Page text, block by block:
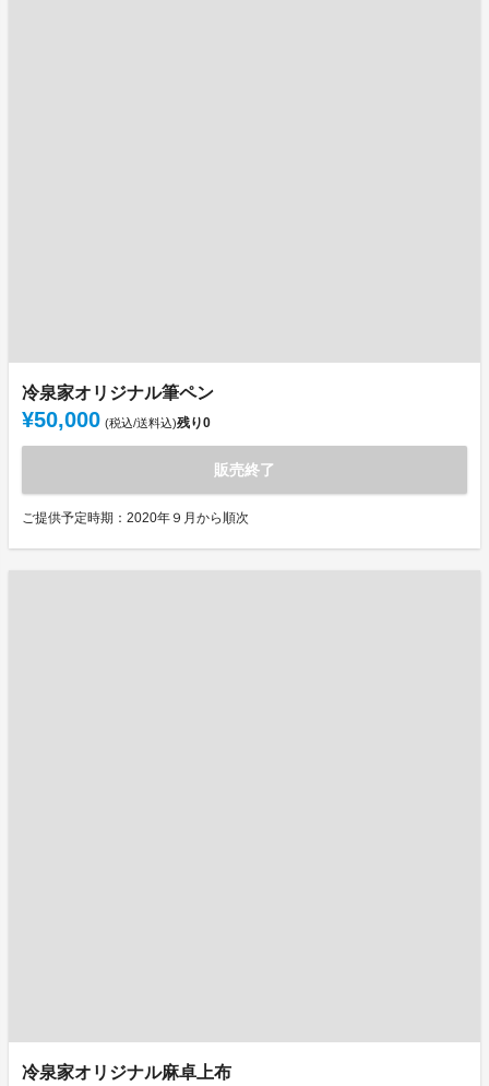
冷泉家オリジナル筆ペン
¥50,000 (税込/送料込)残り0
販売終了
ご提供予定時期：2020年９月から順次
冷泉家オリジナル麻卓上布